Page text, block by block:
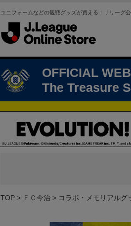
ユニフォームなどの観戦グッズが買える！Ｊリーグ
OFFICIAL
The Treasure
TOP ＦＣ今治 コラボ・メモリアルグ